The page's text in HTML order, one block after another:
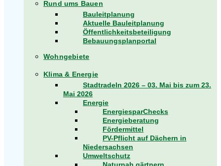
Rund ums Bauen
Bauleitplanung
Aktuelle Bauleitplanung
Öffentlichkeitsbeteiligung
Bebauungsplanportal
Wohngebiete
Klima & Energie
Stadtradeln 2026 – 03. Mai bis zum 23.
Mai 2026
Energie
EnergiesparChecks
Energieberatung
Fördermittel
PV-Pflicht auf Dächern in
Niedersachsen
Umweltschutz